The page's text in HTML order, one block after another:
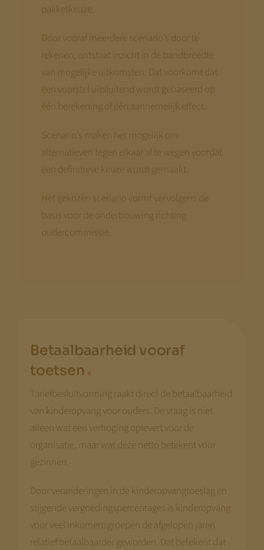
pakketkeuze.
Door vooraf meerdere scenario’s door te
rekenen, ontstaat inzicht in de bandbreedte
van mogelijke uitkomsten. Dat voorkomt dat
een voorstel uitsluitend wordt gebaseerd op
één berekening of één aannemelijk effect.
Scenario’s maken het mogelijk om
alternatieven tegen elkaar af te wegen voordat
een definitieve keuze wordt gemaakt.
Het gekozen scenario vormt vervolgens de
basis voor de onderbouwing richting
oudercommissie.
Betaalbaarheid vooraf
toetsen .
Tariefbesluitvorming raakt direct de betaalbaarheid
van kinderopvang voor ouders. De vraag is niet
alleen wat een verhoging oplevert voor de
organisatie, maar wat deze netto betekent voor
gezinnen.
Door veranderingen in de kinderopvangtoeslag en
stijgende vergoedingspercentages is kinderopvang
voor veel inkomensgroepen de afgelopen jaren
relatief betaalbaarder geworden. Dat betekent dat